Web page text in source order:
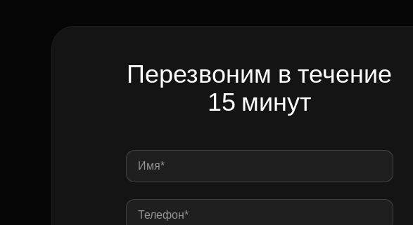
Перезвоним в течение
15 минут